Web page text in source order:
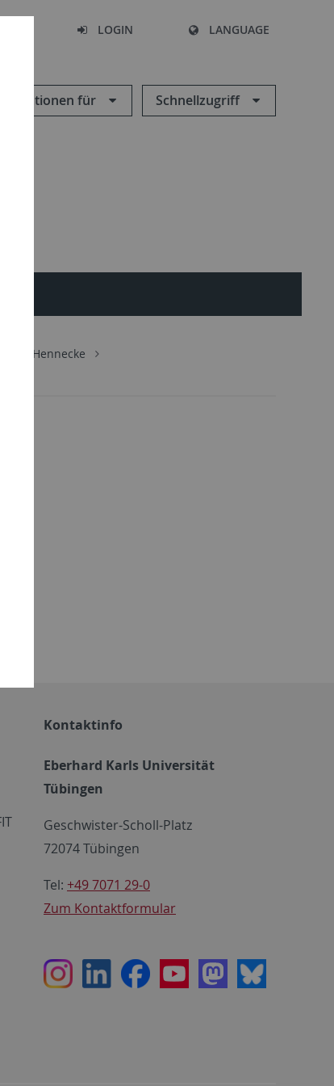
LOGIN LANGUAGE
für Schnellzugriff
Hennecke
Kontaktinfo
Eberhard Karls Universität
Tübingen
Geschwister-Scholl-Platz
72074 Tübingen
Tel: +49 7071 29-0
Zum Kontaktformular
InstagramLinkedInFacebookYoutubeMastodon
Bluesky